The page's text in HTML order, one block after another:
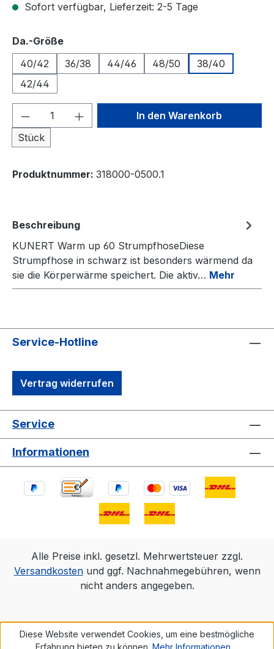
Sofort verfügbar, Lieferzeit: 2-5 Tage
Da.-Größeauswählen
40/42
36/38 44/46 48/50
38/40
42/44
Produkt Anzahl: Gib den
Stück
In den Warenkorb
Produktnummer: 318000-0500.1
Beschreibung
KUNERT Warm up 60 StrumpfhoseDiese
Strumpfhose in schwarz ist besonders wärmend da
sie die Körperwärme speichert. Die aktiv… Mehr
Service-Hotline
Vertrag widerrufen
Service
Informationen
Alle Preise inkl. gesetzl. Mehrwertsteuer zzgl.
Versandkostenund ggf. Nachnahmegebühren, wenn
nicht anders angegeben.
Diese Website verwendet Cookies, um eine bestmögliche
Erfahrung bieten zu können. Mehr Informationen ...